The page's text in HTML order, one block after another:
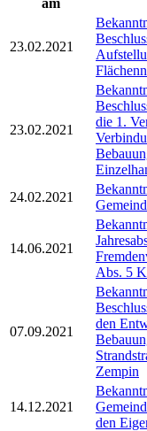
23.02.2021
23.02.2021
die 1.
24.02.2021
14.06.2021
Abs. 5
07.09.2021
den
Zempin
14.12.2021
den